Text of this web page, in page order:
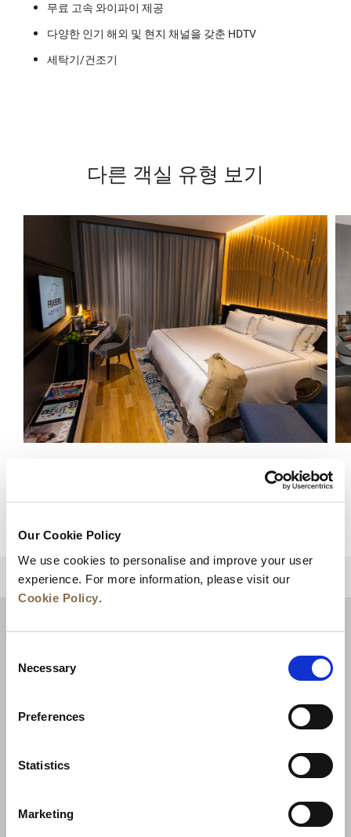
Our Cookie Policy
We use cookies to personalise and improve your user
experience. For more information, please visit our
Cookie Policy.
Selection
Necessary
Preferences
Statistics
Marketing
무료 고속 와이파이 제공
다양한 인기 해외 및 현지 채널을 갖춘 HDTV
세탁기/건조기
다른 객실 유형 보기
상단으로 돌아가기